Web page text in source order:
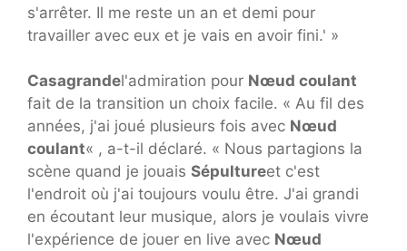
s'arrêter. Il me reste un an et demi pour
travailler avec eux et je vais en avoir fini.' »
Casagrandel'admiration pour Nœud coulant
fait de la transition un choix facile. « Au fil des
années, j'ai joué plusieurs fois avec Nœud
coulant« , a-t-il déclaré. « Nous partagions la
scène quand je jouais Sépultureet c'est
l'endroit où j'ai toujours voulu être. J'ai grandi
en écoutant leur musique, alors je voulais vivre
l'expérience de jouer en live avec Nœud